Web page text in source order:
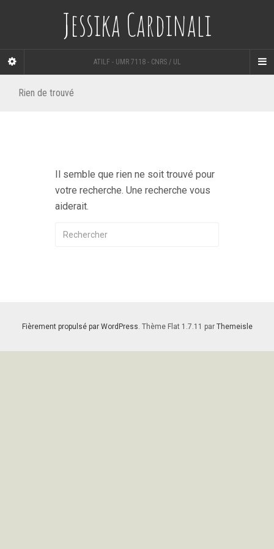
Jessika Cardinali
ATILF - UMR 7118 - CNRS / UL
Rien de trouvé
Il semble que rien ne soit trouvé pour
votre recherche. Une recherche vous
aiderait.
Fièrement propulsé par WordPress. Thème Flat 1.7.11 par Themeisle